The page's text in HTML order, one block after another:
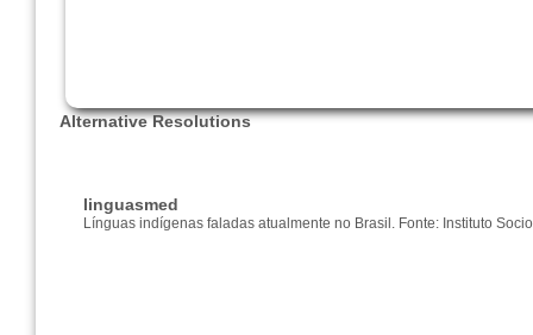
Alternative Resolutions
linguasmed
Línguas indígenas faladas atualmente no Brasil. Fonte: Instituto